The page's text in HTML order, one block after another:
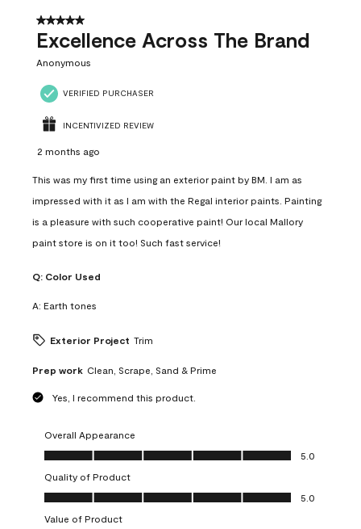
5 out of 5 stars.
Excellence Across The Brand
Anonymous
VERIFIED PURCHASER
INCENTIVIZED REVIEW
2 months ago
This was my first time using an exterior paint by BM. I am as
impressed with it as I am with the Regal interior paints. Painting
is a pleasure with such cooperative paint! Our local Mallory
paint store is on it too! Such fast service!
Q: Color Used
A: Earth tones
Exterior Project Trim
Prep work Clean, Scrape, Sand & Prime
Yes, I recommend this product.
Overall Appearance
Overall Appearance, 5.0 out of 5
5.0
Quality of Product
Quality of Product, 5.0 out of 5
5.0
Value of Product